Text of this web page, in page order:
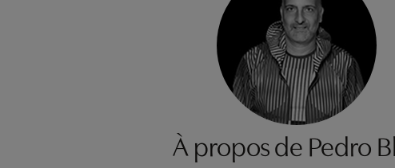
À propos de Pedro